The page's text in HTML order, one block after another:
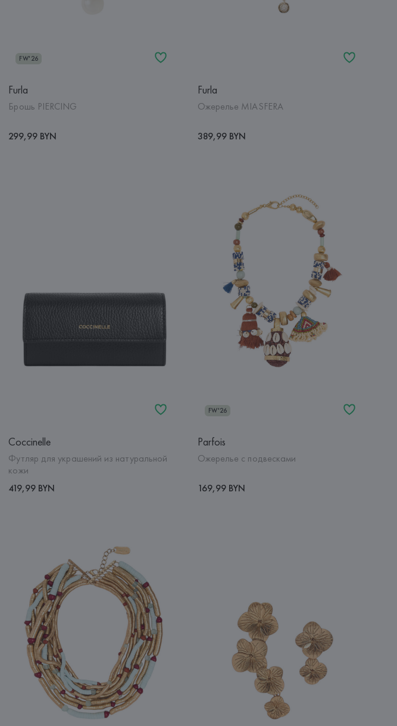
FW'26
Furla
Брошь PIERCING
299,99 BYN
Furla
Ожерелье MIASFERA
389,99 BYN
Coccinelle
Футляр для украшений из натуральной
кожи
419,99 BYN
FW'26
Parfois
Ожерелье с подвесками
169,99 BYN